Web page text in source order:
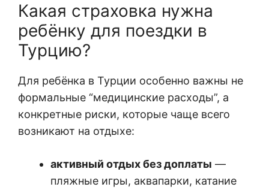
Какая страховка нужна
ребёнку для поездки в
Турцию?
Для ребёнка в Турции особенно важны не
формальные “медицинские расходы”, а
конкретные риски, которые чаще всего
возникают на отдыхе:
активный отдых без доплаты —
пляжные игры, аквапарки, катание